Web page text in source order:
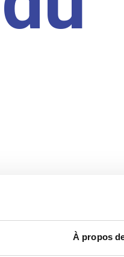
À propos